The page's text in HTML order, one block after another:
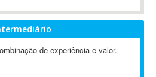
de experiência e valor.